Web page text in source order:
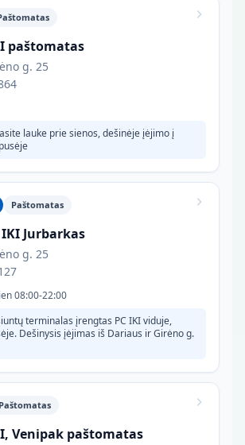
paštomatas
g. 25
lauke prie sienos, dešinėje įėjimo į
Paštomatas
Jurbarkas
g. 25
08:00-22:00
terminalas įrengtas PC IKI viduje,
Dešinysis įėjimas iš Dariaus ir Girėno g.
Paštomatas
Venipak paštomatas